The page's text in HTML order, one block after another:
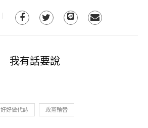
我有話要說
好好做代誌 政黨輪替